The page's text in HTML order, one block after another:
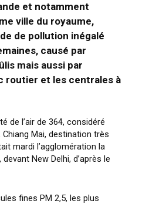
et notamment
ville du royaume,
de pollution inégalé
causé par
mais aussi par
routier et les centrales à
de l’air de 364, considéré
Mai, destination très
mardi l’agglomération la
New Delhi, d’après le
fines PM 2,5, les plus